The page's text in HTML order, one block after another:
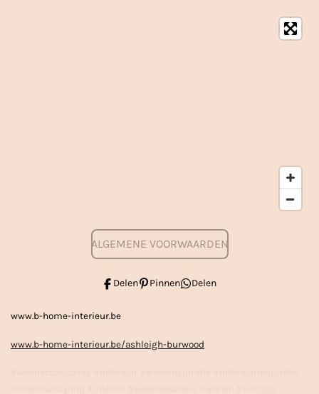
ALGEMENE VOORWAARDEN
Delen Pinnen Delen
www.b-home-interieur.be
www.b-home-interieur.be/ashleigh-burwood